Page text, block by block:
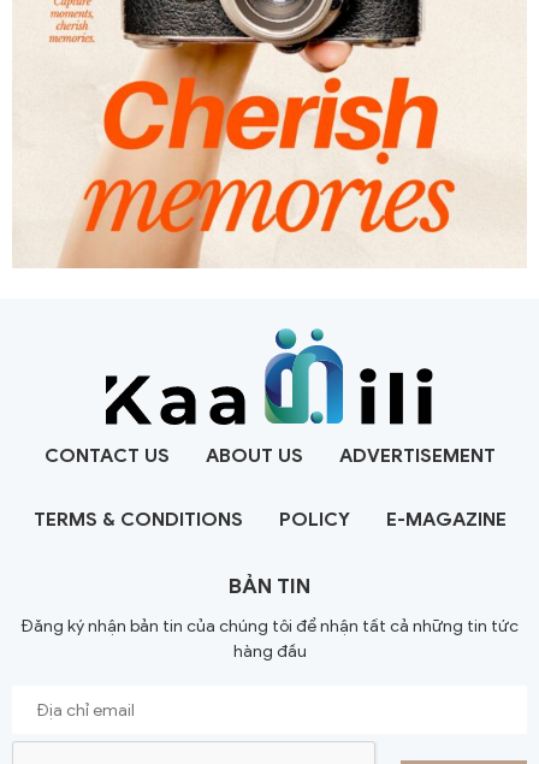
CONTACT US ABOUT US ADVERTISEMENT
TERMS & CONDITIONS POLICY E-MAGAZINE
BẢN TIN
Đăng ký nhận bản tin của chúng tôi để nhận tất cả những tin tức
hàng đầu